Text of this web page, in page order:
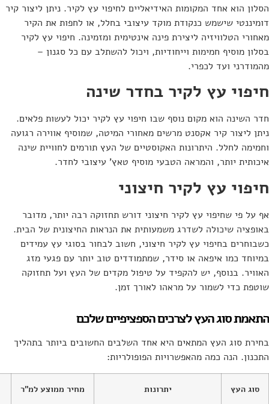
הסלון הוא אחד המקומות האידיאליים לחיפוי עץ לקיר. ניתן ליצור קיר
דומיננטי שישמש כנקודת מוקד עיצובי בחלל, או לחפות את הקיר
מאחורי הטלוויזיה ליצירת פינה אינטימית ומזמינה. חיפוי עץ לקיר
בסלון מוסיף חמימות וייחודיות, ויכול להשתלב עם כל סגנון –
מהמודרני ועד לכפרי.
חיפוי עץ לקיר בחדר שינה
חדר השינה הוא מקום נוסף שבו חיפוי עץ לקיר יכול לעשות פלאים.
ניתן ליצור קיר אקסנט מרשים מאחורי המיטה, שמוסיף אווירה רגועה
וחמימה לחלל. היתרונות האקוסטיים של העץ תורמים לחוויית שינה
איכותית יותר, והמראה הטבעי מוסיף טאץ' עיצובי לחדר.
חיפוי עץ לקיר חיצוני
אף על פי שחיפוי עץ לקיר חיצוני דורש תחזוקה רבה יותר, מדובר
באופציה שיכולה לשדרג משמעותית את הנראות החיצונית של הבית.
כשבוחרים בחיפוי עץ לקיר חיצוני, חשוב לבחור בסוגי עץ עמידים
במיוחד כמו איפאה או סידר, שמתמודדים טוב יותר עם פגעי מזג
האוויר. בנוסף, יש להקפיד על טיפול מקדים של העץ ועל תחזוקה
שוטפת כדי לשמור על מראהו לאורך זמן.
התאמת סוג העץ לצרכים הספציפיים שלכם
בחירת סוג העץ המתאים היא אחד השלבים החשובים ביותר בתהליך
התכנון. הנה כמה מהאפשרויות הפופולריות:
סוג העץ יתרונות מחיר ממוצע למ"ר